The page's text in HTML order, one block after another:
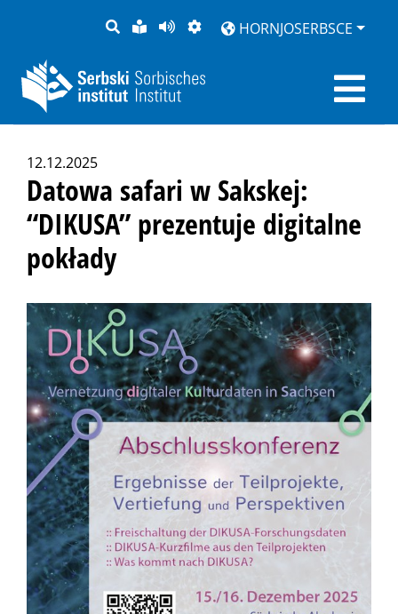
PYTANJE
LOCHKA
RĚČ
STRONU
PŘEDČITAĆ
ZWOBRAZNJENJE
HORNJOSERBSCE
12.12.2025
Datowa safari w Sakskej:
“DIKUSA” prezentuje digitalne
pokłady